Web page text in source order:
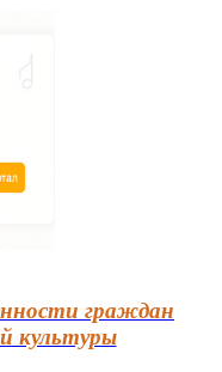
граждан
культуры